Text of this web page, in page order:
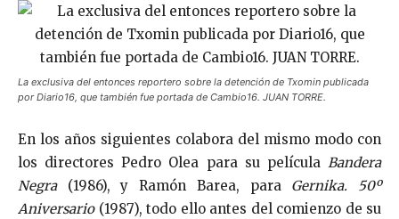
La exclusiva del entonces reportero sobre la detención de Txomin publicada
por Diario16, que también fue portada de Cambio16. JUAN TORRE.
En los años siguientes colabora del mismo modo con
los directores Pedro Olea para su película Bandera
Negra(1986), y Ramón Barea, para Gernika. 50º
Aniversario(1987), todo ello antes del comienzo de su